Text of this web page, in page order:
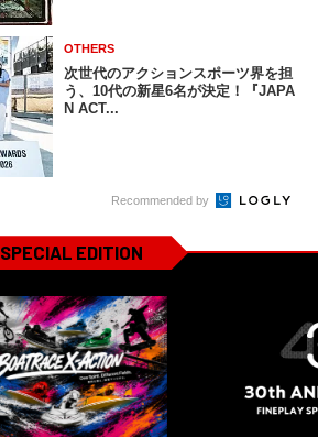
OTHERS
次世代のアクションスポーツ界を担
う、10代の新星6名が決定！『JAPA
N ACT...
Recommended by
SPECIAL EDITION